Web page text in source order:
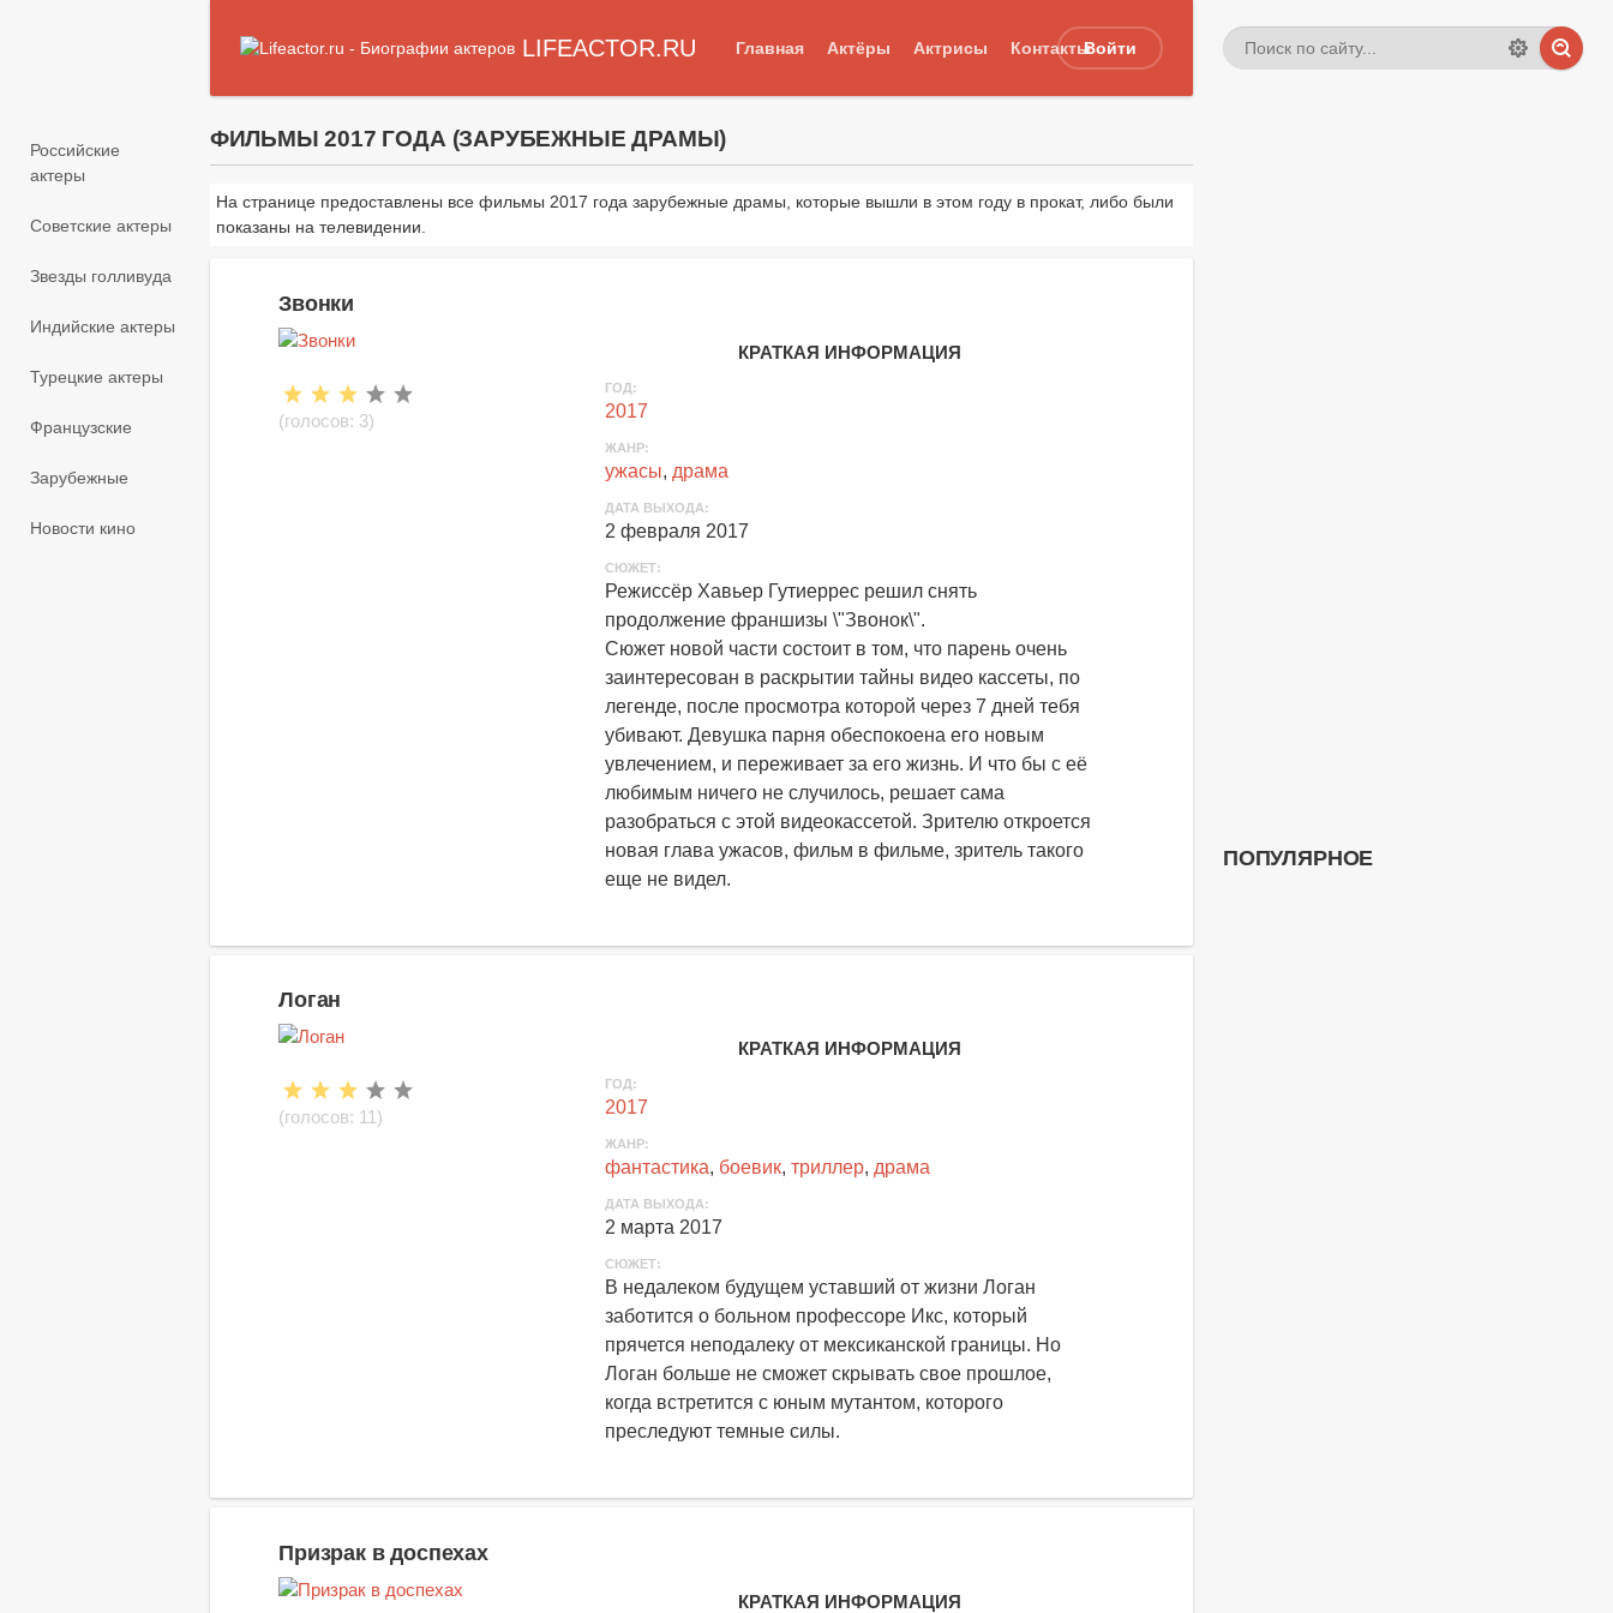
LIFEACTOR.RU Главная Актёры Актрисы КонтактыВойти
Российские
актеры
Советские актеры
Звезды голливуда
Индийские актеры
Турецкие актеры
Французские
Зарубежные
Новости кино
ФИЛЬМЫ 2017 ГОДА (ЗАРУБЕЖНЫЕ ДРАМЫ)
На странице предоставлены все фильмы 2017 года зарубежные драмы, которые вышли в этом году в прокат, либо были
показаны на телевидении.
Звонки
КРАТКАЯ ИНФОРМАЦИЯ
ГОД:
2017
ЖАНР:
ужасы, драма
ДАТА ВЫХОДА:
2 февраля 2017
СЮЖЕТ:
Режиссёр Хавьер Гутиеррес решил снять
продолжение франшизы \"Звонок\".
Сюжет новой части состоит в том, что парень очень
заинтересован в раскрытии тайны видео кассеты, по
легенде, после просмотра которой через 7 дней тебя
убивают. Девушка парня обеспокоена его новым
увлечением, и переживает за его жизнь. И что бы с её
любимым ничего не случилось, решает сама
разобраться с этой видеокассетой. Зрителю откроется
новая глава ужасов, фильм в фильме, зритель такого
еще не видел.
(голосов: 3)
Логан
КРАТКАЯ ИНФОРМАЦИЯ
ГОД:
2017
ЖАНР:
фантастика, боевик, триллер, драма
ДАТА ВЫХОДА:
2 марта 2017
СЮЖЕТ:
В недалеком будущем уставший от жизни Логан
заботится о больном профессоре Икс, который
прячется неподалеку от мексиканской границы. Но
Логан больше не сможет скрывать свое прошлое,
когда встретится с юным мутантом, которого
преследуют темные силы.
(голосов: 11)
Призрак в доспехах
КРАТКАЯ ИНФОРМАЦИЯ
ПОПУЛЯРНОЕ